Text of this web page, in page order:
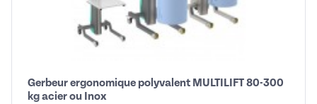
Gerbeur ergonomique polyvalent MULTILIFT 80-300
kg acier ou Inox